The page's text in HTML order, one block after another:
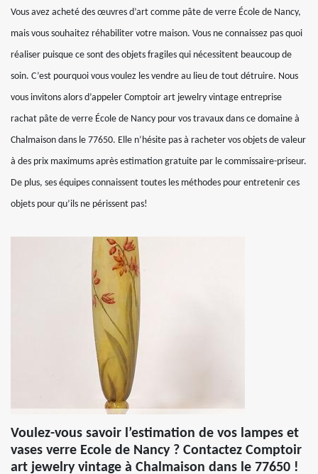
Vous avez acheté des œuvres d’art comme pâte de verre École de Nancy,
mais vous souhaitez réhabiliter votre maison. Vous ne connaissez pas quoi
réaliser puisque ce sont des objets fragiles qui nécessitent beaucoup de
soin. C’est pourquoi vous voulez les vendre au lieu de tout détruire. Nous
vous invitons alors d’appeler Comptoir art jewelry vintage entreprise
rachat pâte de verre École de Nancy pour vos travaux dans ce domaine à
Chalmaison dans le 77650. Elle n’hésite pas à racheter vos objets de valeur
à des prix maximums après estimation gratuite par le commissaire-priseur.
De plus, ses équipes connaissent toutes les méthodes pour entretenir ces
objets pour qu’ils ne périssent pas!
Voulez-vous savoir l’estimation de vos lampes et
vases verre Ecole de Nancy ? Contactez Comptoir
art jewelry vintage à Chalmaison dans le 77650 !